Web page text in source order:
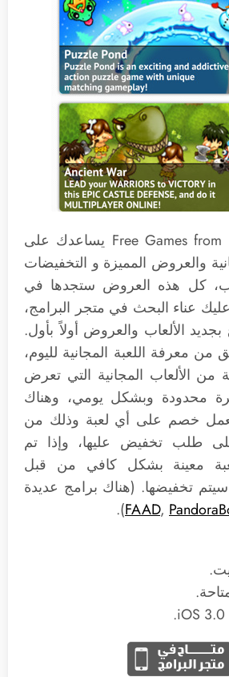
برنامج Free Games from OpenFeint يساعدك على
والعروض المميزة و التخفيضات
كل هذه العروض ستجدها في
عناء البحث في متجر البرامج،
الألعاب والعروض أولاً بأول.
من معرفة اللعبة المجانية لليوم،
من الألعاب المجانية التي تعرض
محدودة وبشكل يومي، وهناك
لعمل خصم على أي لعبة وذلك من
طلب تخفيض عليها، وإذا تم
معينة بشكل كافي من قبل
تخفيضها. (هناك برامج عديدة
FAAD‪,‬
).